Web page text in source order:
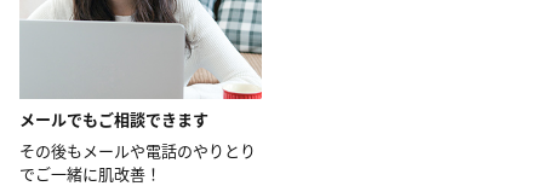
メールでもご相談できます
その後もメールや電話のやりとり
でご一緒に肌改善！